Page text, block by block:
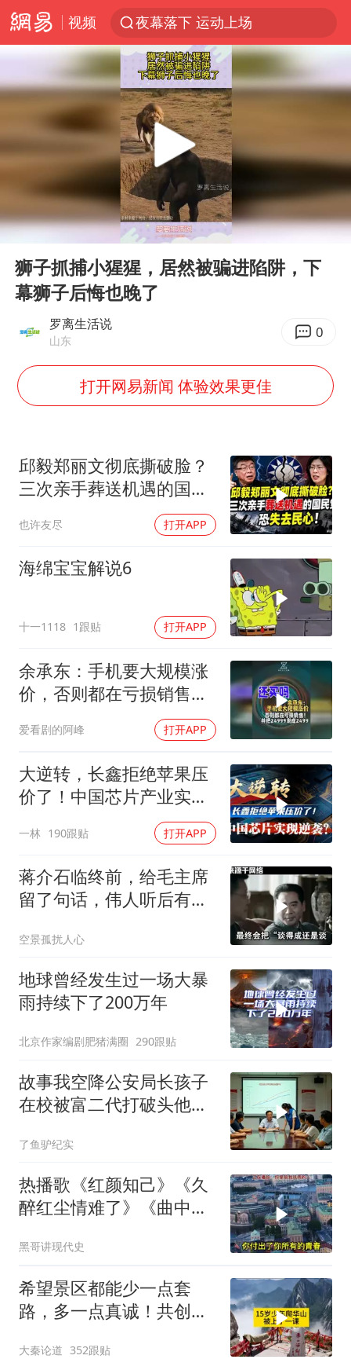
视频
夜幕落下 运动上场
汪峰阻止14岁女儿买大牌
泸溪河：桃酥吃出金属牙冠视频不实
立秋的仪式感
泰国校园枪击案死亡人数升至7人
改名后的“青海拉面”店
台军“汉光秀”开场闹剧多
公司“上四休三”但要降薪1000元
四川宜宾市高县发生4.9级地震
男子杀人后逃进深山21年活得像野人
985博士后被曝在妻子孕期出轨后续
粉笔教育发布“自曝式”公开信
OpenAI为免费用户升级GPT-5.6 Luna
如何把百年大党建设得更加坚强有力？
00:00 00:13
狮子抓捕小猩猩，居然被骗进陷阱，下
幕狮子后悔也晚了
罗离生活说
山东 0
打开网易新闻 体验效果更佳
邱毅郑丽文彻底撕破脸？
三次亲手葬送机遇的国民
也许友尽 打开APP
海绵宝宝解说6
十一1118 1跟贴 打开APP
余承东：手机要大规模涨
价，否则都在亏损销售！
并把24999说成2499
爱看剧的阿峰 打开APP
大逆转，长鑫拒绝苹果压
价了！中国芯片产业实现
一林 190跟贴 打开APP
蒋介石临终前，给毛主席
留了句话，伟人听后有什
空景孤扰人心
地球曾经发生过一场大暴
雨持续下了200万年
北京作家编剧肥猪满圈 290跟贴
故事我空降公安局长孩子
在校被富二代打破头他爹
了鱼驴纪实
热播歌《红颜知己》《久
醉红尘情难了》《曲中
人》
黑哥讲现代史
希望景区都能少一点套
路，多一点真诚！共创良
大秦论道 352跟贴